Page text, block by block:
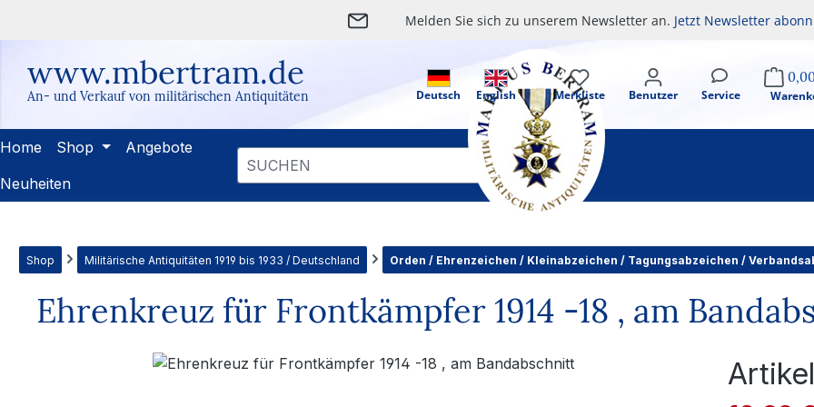
Melden Sie sich zu unserem Newsletter an. Jetzt Newsletter
www.mbertram.de
An- und Verkauf von militärischen Antiquitäten Deutsch English Merkliste Benutzer Service
Home Shop
Angebote
Neuheiten
Shop Militärische Antiquitäten 1919 bis 1933 / Deutschland Orden / Ehrenzeichen / Kleinabzeichen / Tagungsabzeichen /
Ehrenkreuz für Frontkämpfer 1914 -18 , am
Bildergalerie überspringen